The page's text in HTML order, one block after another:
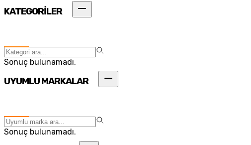
KATEGORİLER
Sonuç bulunamadı.
UYUMLU MARKALAR
Sonuç bulunamadı.